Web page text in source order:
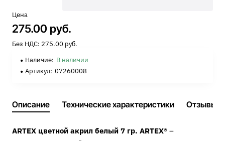
Цена
275.00 руб.
Без НДС: 275.00 руб.
Наличие: В наличии
Артикул: 07260008
Описание Технические характеристики Отзывы
ARTEX цветной акрил белый 7 гр. ARTEX® –